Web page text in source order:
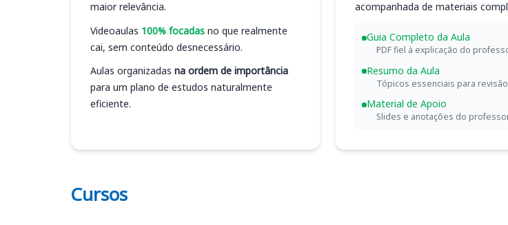
maior relevância.
Videoaulas 100% focadas no que realmente
cai, sem conteúdo desnecessário.
Aulas organizadas na ordem de importância
para um plano de estudos naturalmente
eficiente.
acompanhada de materiais
Guia Completo da Aula
PDF fiel à explicação do
Resumo da Aula
Tópicos essenciais para
Material de Apoio
Slides e anotações do
Cursos